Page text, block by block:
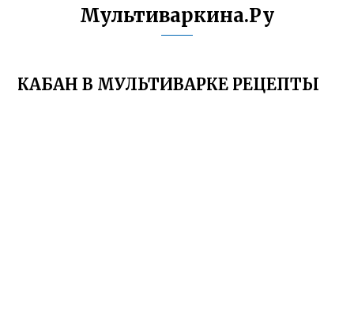
Мультиваркина.Ру
КАБАН В МУЛЬТИВАРКЕ РЕЦЕПТЫ